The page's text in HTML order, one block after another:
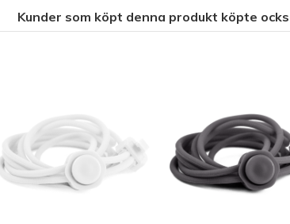
Kunder som köpt denna produkt köpte